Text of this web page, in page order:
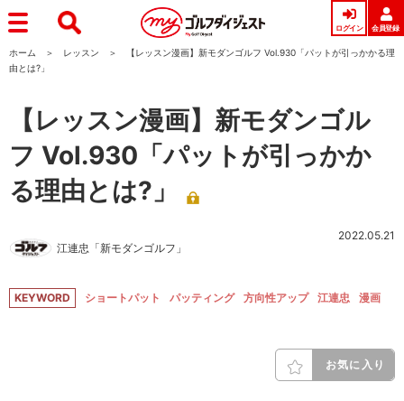
ログイン 会員登録
ホーム レッスン
【レッスン漫画】新モダンゴルフ Vol.930「パットが引っかかる理
由とは?」
【レッスン漫画】新モダンゴル
フ Vol.930「パットが引っかか
る理由とは?」
江連忠「新モダンゴルフ」
2022.05.21
KEYWORD ショートパット パッティング 方向性アップ 江連忠 漫画
お気に入り